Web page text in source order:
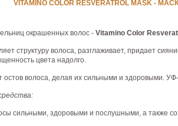
VITAMINO COLOR RESVERATROL
окрашенных волос - Vitamino Color
структуру волоса, разглаживает, придает
цвета надолго.
остов волоса, делая их сильными и здоровыми.
сильными, здоровыми и послушными, а также